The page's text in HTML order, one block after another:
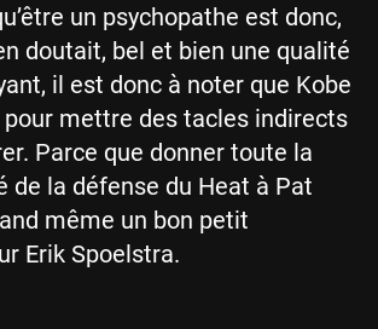
un psychopathe est donc,
doutait, bel et bien une qualité
il est donc à noter que Kobe
mettre des tacles indirects
Parce que donner toute la
de la défense du Heat à Pat
même un bon petit
Erik Spoelstra.